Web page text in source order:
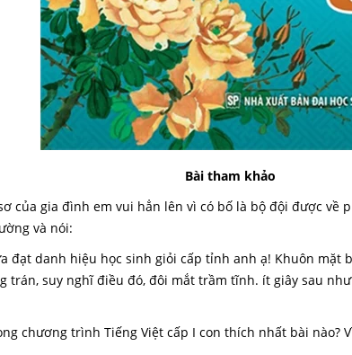
Bài tham khảo
của gia đình em vui hẳn lên vì có bố là bộ đội được về
và nói:
danh hiệu học sinh giỏi cấp tỉnh anh ạ! Khuôn mặt
trán, suy nghĩ điều đó, đôi mắt trầm tĩnh. ít giây sau
chương trình Tiếng Việt cấp I con thích nhất bài nào?